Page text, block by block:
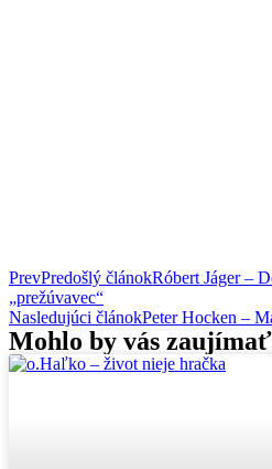
PrevPredošlý článokRóbert Jáger –
„prežúvavec“
Nasledujúci článokPeter Hocken –
Mohlo by vás zaujímať